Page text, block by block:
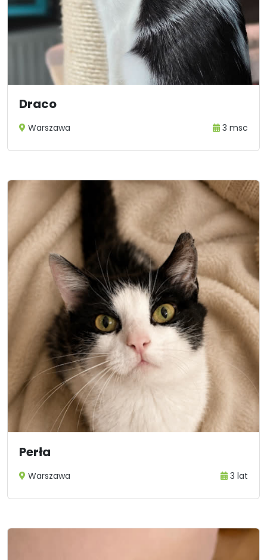
Draco
Warszawa 3 msc
Perła
Warszawa 3 lat